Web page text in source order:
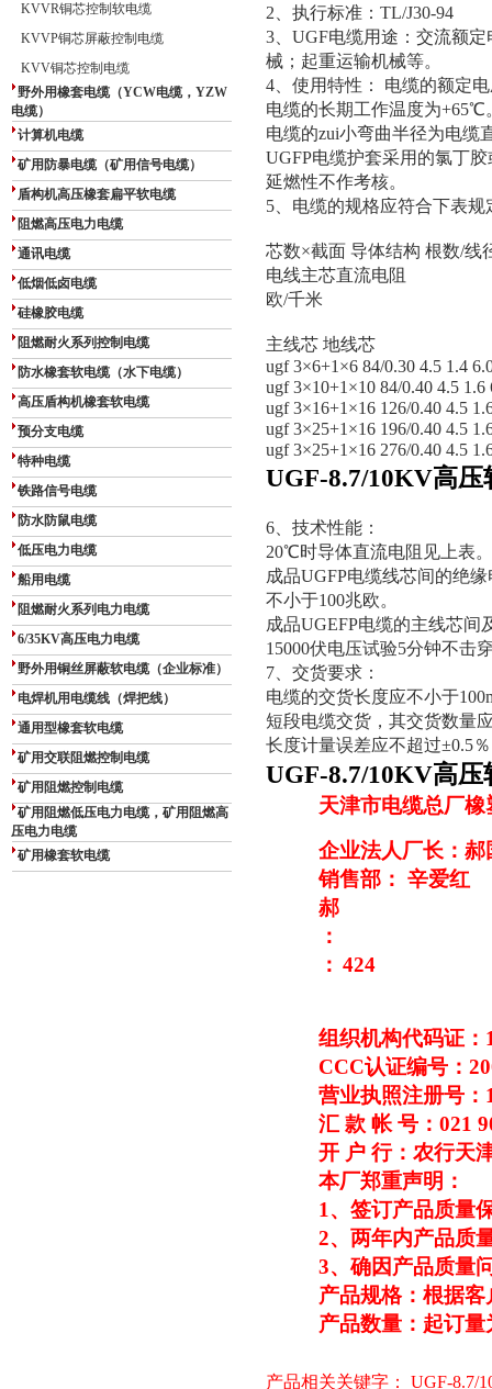
KVVR铜芯控制软电缆
KVVP铜芯屏蔽控制电缆
KVV铜芯控制电缆
野外用橡套电缆（YCW电缆，YZW
电缆）
计算机电缆
矿用防暴电缆（矿用信号电缆）
盾构机高压橡套扁平软电缆
阻燃高压电力电缆
通讯电缆
低烟低卤电缆
硅橡胶电缆
阻燃耐火系列控制电缆
防水橡套软电缆（水下电缆）
高压盾构机橡套软电缆
预分支电缆
特种电缆
铁路信号电缆
防水防鼠电缆
低压电力电缆
船用电缆
阻燃耐火系列电力电缆
6/35KV高压电力电缆
野外用铜丝屏蔽软电缆（企业标准）
电焊机用电缆线（焊把线）
通用型橡套软电缆
矿用交联阻燃控制电缆
矿用阻燃控制电缆
矿用阻燃低压电力电缆，矿用阻燃高
压电力电缆
矿用橡套软电缆
2、执行标准：TL/J30-94
3、UGF电缆用途：交流额
械；起重运输机械等。
4、使用特性： 电缆的额定
电缆的长期工作温度为+65℃
电缆的zui小弯曲半径为电缆
UGFP电缆护套采用的氯丁
延燃性不作考核。
5、电缆的规格应符合下表规
芯数×截面 导体结构 根数/线
电线主芯直流电阻
欧/千米
主线芯 地线芯
ugf 3×6+1×6 84/0.30 4.5 1.4
ugf 3×10+1×10 84/0.40 4.5 1.6
ugf 3×16+1×16 126/0.40 4.5
ugf 3×25+1×16 196/0.40 4.5
ugf 3×25+1×16 276/0.40 4.5
UGF-8.7/10KV高压
6、技术性能：
20℃时导体直流电阻见上表。
成品UGFP电缆线芯间的绝
不小于100兆欧。
成品UGEFP电缆的主线芯间
15000伏电压试验5分钟不击
7、交货要求：
电缆的交货长度应不小于
短段电缆交货，其交货数量
长度计量误差应不超过±0.5
UGF-8.7/10KV高压
天津市电缆总厂橡
企业法人厂长：郝
销售部： 辛爱红
郝
：
： 424
组织机构代码证：
CCC认证编号：
营业执照注册号：
汇 款 帐 号：021
开 户 行：农行天
本厂郑重声明：
1 、签订产品质量
2、两年内产品质
3、确因产品质量
产品规格：根据
产品数量：起订量
产品相关关键字： UGF-8.7/